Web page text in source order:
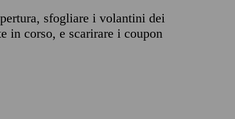
sfogliare i volantini dei
in corso, e scarirare i coupon